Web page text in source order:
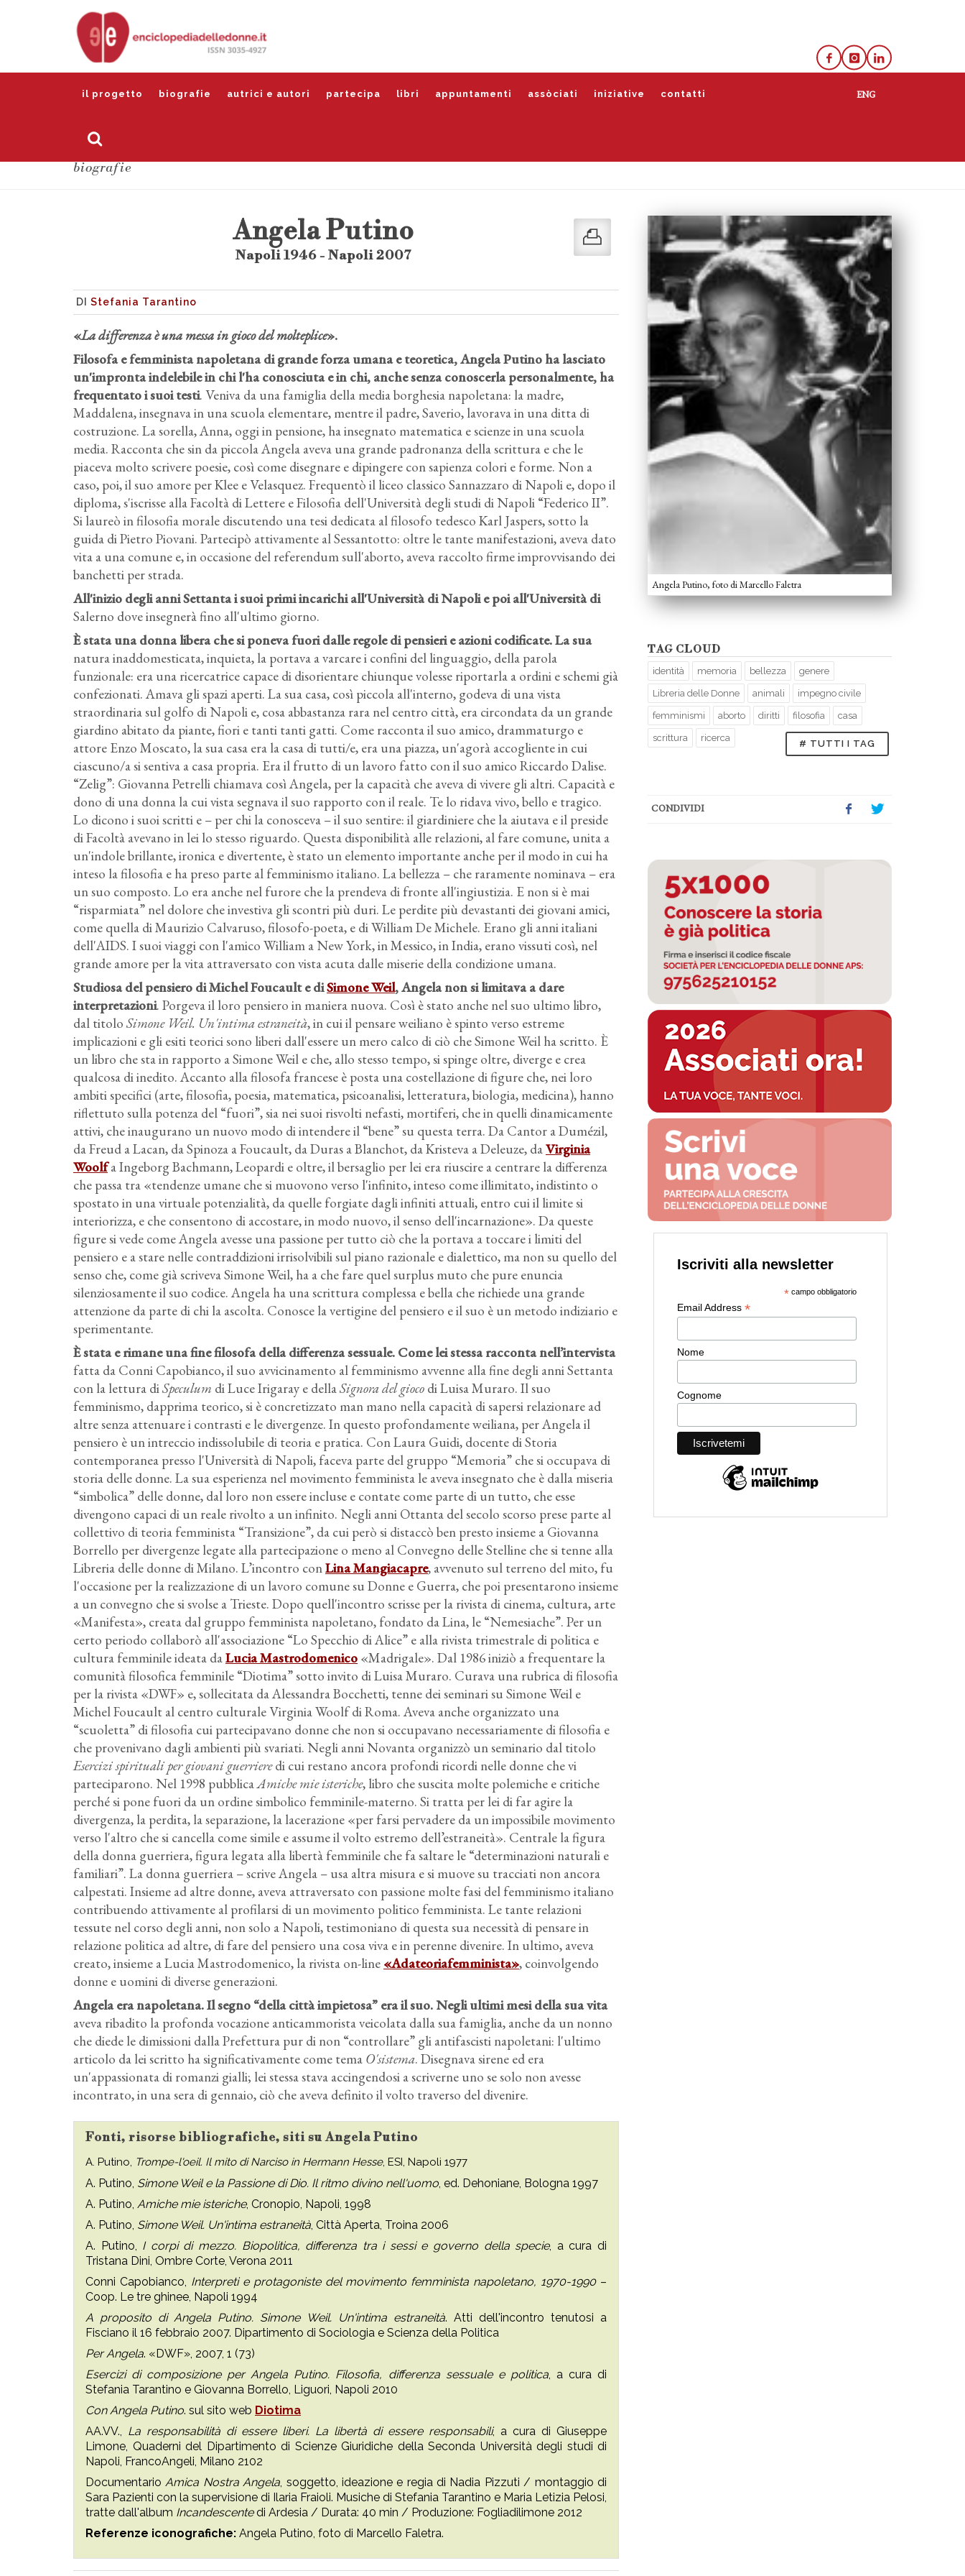
il progetto biografie autrici e autori partecipa libri appuntamenti assòciati iniziative contatti
biografie
Angela Putino, foto di Marcello Faletra
TAG CLOUD
identità memoria bellezza genere
Libreria delle Donne animali impegno civile
femminismi aborto diritti filosofia casa
scrittura ricerca
# TUTTI I TAG
CONDIVIDI
Angela Putino
Napoli 1946 - Napoli 2007
DI Stefania Tarantino
«La differenza è una messa in gioco del molteplice».
Filosofa e femminista napoletana di grande forza umana e teoretica, Angela Putino ha lasciato
un'impronta indelebile in chi l'ha conosciuta e in chi, anche senza conoscerla personalmente, ha
frequentato i suoi testi. Veniva da una famiglia della media borghesia napoletana: la madre,
Maddalena, insegnava in una scuola elementare, mentre il padre, Saverio, lavorava in una ditta di
costruzione. La sorella, Anna, oggi in pensione, ha insegnato matematica e scienze in una scuola
media. Racconta che sin da piccola Angela aveva una grande padronanza della scrittura e che le
piaceva molto scrivere poesie, così come disegnare e dipingere con sapienza colori e forme. Non a
caso, poi, il suo amore per Klee e Velasquez. Frequentò il liceo classico Sannazzaro di Napoli e, dopo il
diploma, s'iscrisse alla Facoltà di Lettere e Filosofia dell'Università degli studi di Napoli “Federico II”.
Si laureò in filosofia morale discutendo una tesi dedicata al filosofo tedesco Karl Jaspers, sotto la
guida di Pietro Piovani. Partecipò attivamente al Sessantotto: oltre le tante manifestazioni, aveva dato
vita a una comune e, in occasione del referendum sull'aborto, aveva raccolto firme improvvisando dei
banchetti per strada.
All'inizio degli anni Settanta i suoi primi incarichi all'Università di Napoli e poi all'Università di
Salerno dove insegnerà fino all'ultimo giorno.
È stata una donna libera che si poneva fuori dalle regole di pensieri e azioni codificate.La sua
natura inaddomesticata, inquieta, la portava a varcare i confini del linguaggio, della parola
funzionale: era una ricercatrice capace di disorientare chiunque volesse riportarla a ordini e schemi già
confezionati. Amava gli spazi aperti. La sua casa, così piccola all'interno, godeva di una vista
straordinaria sul golfo di Napoli e, cosa abbastanza rara nel centro città, era circondata da un grande
giardino abitato da piante, fiori e tanti tanti gatti. Come racconta il suo amico, drammaturgo e
attore Enzo Moscato, la sua casa era la casa di tutti/e, era una piazza, un'agorà accogliente in cui
ciascuno/a si sentiva a casa propria. Era il frutto di un lavoro fatto con il suo amico Riccardo Dalise.
“Zelig”: Giovanna Petrelli chiamava così Angela, per la capacità che aveva di vivere gli altri. Capacità e
dono di una donna la cui vista segnava il suo rapporto con il reale. Te lo ridava vivo, bello e tragico.
Lo dicono i suoi scritti e – per chi la conosceva – il suo sentire: il giardiniere che la aiutava e il preside
di Facoltà avevano in lei lo stesso riguardo. Questa disponibilità alle relazioni, al fare comune, unita a
un'indole brillante, ironica e divertente, è stato un elemento importante anche per il modo in cui ha
inteso la filosofia e ha preso parte al femminismo italiano. La bellezza – che raramente nominava – era
un suo composto. Lo era anche nel furore che la prendeva di fronte all'ingiustizia. E non si è mai
“risparmiata” nel dolore che investiva gli scontri più duri. Le perdite più devastanti dei giovani amici,
come quella di Maurizio Calvaruso, filosofo-poeta, e di William De Michele. Erano gli anni italiani
dell'AIDS. I suoi viaggi con l'amico William a New York, in Messico, in India, erano vissuti così, nel
grande amore per la vita attraversato con vista acuta dalle miserie della condizione umana.
Studiosa del pensiero di Michel Foucault e diSimone Weil, Angela non si limitava a dare
interpretazioni. Porgeva il loro pensiero in maniera nuova. Così è stato anche nel suo ultimo libro,
dal titolo Simone Weil. Un'intima estraneità, in cui il pensare weiliano è spinto verso estreme
implicazioni e gli esiti teorici sono liberi dall'essere un mero calco di ciò che Simone Weil ha scritto. È
un libro che sta in rapporto a Simone Weil e che, allo stesso tempo, si spinge oltre, diverge e crea
qualcosa di inedito. Accanto alla filosofa francese è posta una costellazione di figure che, nei loro
ambiti specifici (arte, filosofia, poesia, matematica, psicoanalisi, letteratura, biologia, medicina), hanno
riflettuto sulla potenza del “fuori”, sia nei suoi risvolti nefasti, mortiferi, che in quelli dinamicamente
attivi, che inaugurano un nuovo modo di intendere il “bene” su questa terra. Da Cantor a Dumézil,
da Freud a Lacan, da Spinoza a Foucault, da Duras a Blanchot, da Kristeva a Deleuze, daVirginia
Woolfa Ingeborg Bachmann, Leopardi e oltre, il bersaglio per lei era riuscire a centrare la differenza
che passa tra «tendenze umane che si muovono verso l'infinito, inteso come illimitato, indistinto o
spostato in una virtuale potenzialità, da quelle forgiate dagli infiniti attuali, entro cui il limite si
interiorizza, e che consentono di accostare, in modo nuovo, il senso dell'incarnazione». Da queste
figure si vede come Angela avesse una passione per tutto ciò che la portava a toccare i limiti del
pensiero e a stare nelle contraddizioni irrisolvibili sul piano razionale e dialettico, ma non su quello del
senso che, come già scriveva Simone Weil, ha a che fare quel surplus muto che pure enuncia
silenziosamente il suo codice. Angela ha una scrittura complessa e bella che richiede una grande
attenzione da parte di chi la ascolta. Conosce la vertigine del pensiero e il suo è un metodo indiziario e
sperimentante.
È stata e rimane una fine filosofa della differenza sessuale. Come lei stessa racconta nell’intervista
fatta da Conni Capobianco, il suo avvicinamento al femminismo avvenne alla fine degli anni Settanta
con la lettura diSpeculum di Luce Irigaray e dellaSignora del gioco di Luisa Muraro. Il suo
femminismo, dapprima teorico, si è concretizzato man mano nella capacità di sapersi relazionare ad
altre senza attenuare i contrasti e le divergenze. In questo profondamente weiliana, per Angela il
pensiero è un intreccio indissolubile di teoria e pratica. Con Laura Guidi, docente di Storia
contemporanea presso l'Università di Napoli, faceva parte del gruppo “Memoria” che si occupava di
storia delle donne. La sua esperienza nel movimento femminista le aveva insegnato che è dalla miseria
“simbolica” delle donne, dal loro non essere incluse e contate come parte di un tutto, che esse
divengono capaci di un reale rivolto a un infinito. Negli anni Ottanta del secolo scorso prese parte al
collettivo di teoria femminista “Transizione”, da cui però si distaccò ben presto insieme a Giovanna
Borrello per divergenze legate alla partecipazione o meno al Convegno delle Stelline che si tenne alla
Libreria delle donne di Milano. L’incontro conLina Mangiacapre, avvenuto sul terreno del mito, fu
l'occasione per la realizzazione di un lavoro comune su Donne e Guerra, che poi presentarono insieme
a un convegno che si svolse a Trieste. Dopo quell'incontro scrisse per la rivista di cinema, cultura, arte
«Manifesta», creata dal gruppo femminista napoletano, fondato da Lina, le “Nemesiache”. Per un
certo periodo collaborò all'associazione “Lo Specchio di Alice” e alla rivista trimestrale di politica e
cultura femminile ideata daLucia Mastrodomenico «Madrigale». Dal 1986 iniziò a frequentare la
comunità filosofica femminile “Diotima” sotto invito di Luisa Muraro. Curava una rubrica di filosofia
per la rivista «DWF» e, sollecitata da Alessandra Bocchetti, tenne dei seminari su Simone Weil e
Michel Foucault al centro culturale Virginia Woolf di Roma. Aveva anche organizzato una
“scuoletta” di filosofia cui partecipavano donne che non si occupavano necessariamente di filosofia e
che provenivano dagli ambienti più svariati. Negli anni Novanta organizzò un seminario dal titolo
Esercizi spirituali per giovani guerrieredi cui restano ancora profondi ricordi nelle donne che vi
parteciparono. Nel 1998 pubblicaAmiche mie isteriche, libro che suscita molte polemiche e critiche
perché si pone fuori da un ordine simbolico femminile-materno. Si tratta per lei di far agire la
divergenza, la perdita, la separazione, la lacerazione «per farsi pervadere da un impossibile movimento
verso l'altro che si cancella come simile e assume il volto estremo dell’estraneità». Centrale la figura
della donna guerriera, figura legata alla libertà femminile che fa saltare le “determinazioni naturali e
familiari”. La donna guerriera – scrive Angela – usa altra misura e si muove su tracciati non ancora
calpestati. Insieme ad altre donne, aveva attraversato con passione molte fasi del femminismo italiano
contribuendo attivamente al profilarsi di un movimento politico femminista. Le tante relazioni
tessute nel corso degli anni, non solo a Napoli, testimoniano di questa sua necessità di pensare in
relazione politica ad altre, di fare del pensiero una cosa viva e in perenne divenire. In ultimo, aveva
creato, insieme a Lucia Mastrodomenico, la rivista on-line «Adateoriafemminista», coinvolgendo
donne e uomini di diverse generazioni.
Angela era napoletana. Il segno “della città impietosa” era il suo. Negli ultimi mesi della sua vita
aveva ribadito la profonda vocazione anticammorista veicolata dalla sua famiglia, anche da un nonno
che diede le dimissioni dalla Prefettura pur di non “controllare” gli antifascisti napoletani: l'ultimo
articolo da lei scritto ha significativamente come tema O'sistema. Disegnava sirene ed era
un'appassionata di romanzi gialli; lei stessa stava accingendosi a scriverne uno se solo non avesse
incontrato, in una sera di gennaio, ciò che aveva definito il volto traverso del divenire.
Fonti, risorse bibliografiche, siti su Angela Putino
A. Putino, Trompe-l'oeil. Il mito di Narciso in Hermann Hesse, ESI, Napoli 1977
A. Putino, Simone Weil e la Passione di Dio. Il ritmo divino nell'uomo, ed. Dehoniane, Bologna 1997
A. Putino, Amiche mie isteriche, Cronopio, Napoli, 1998
A. Putino, Simone Weil. Un'intima estraneità, Città Aperta, Troina 2006
A. Putino, I corpi di mezzo. Biopolitica, differenza tra i sessi e governo della specie, a cura di
Tristana Dini, Ombre Corte, Verona 2011
Conni Capobianco, Interpreti e protagoniste del movimento femminista napoletano, 1970-1990–
Coop. Le tre ghinee, Napoli 1994
A proposito di Angela Putino. Simone Weil. Un'intima estraneità. Atti dell'incontro tenutosi a
Fisciano il 16 febbraio 2007. Dipartimento di Sociologia e Scienza della Politica
Per Angela. «DWF», 2007, 1 (73)
Esercizi di composizione per Angela Putino. Filosofia, differenza sessuale e politica, a cura di
Stefania Tarantino e Giovanna Borrello, Liguori, Napoli 2010
Con Angela Putino. sul sito web Diotima
AA.VV., La responsabilità di essere liberi. La libertà di essere responsabili, a cura di Giuseppe
Limone, Quaderni del Dipartimento di Scienze Giuridiche della Seconda Università degli studi di
Napoli, FrancoAngeli, Milano 2102
DocumentarioAmica Nostra Angela, soggetto, ideazione e regia di Nadia Pizzuti / montaggio di
Sara Pazienti con la supervisione di Ilaria Fraioli. Musiche di Stefania Tarantino e Maria Letizia Pelosi,
tratte dall'album Incandescentedi Ardesia / Durata: 40 min / Produzione: Fogliadilimone 2012
Referenze iconografiche: Angela Putino, foto di Marcello Faletra.